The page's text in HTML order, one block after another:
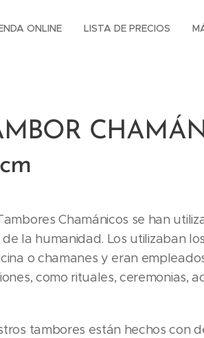
ONLINE LISTA DE PRECIOS
Chamánicos se han
de la humanidad. Los utilizaban
o chamanes y eran
como rituales, ceremonias,
tambores están hechos con